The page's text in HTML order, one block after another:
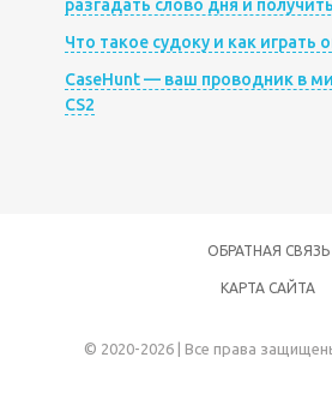
разгадать слово дня и
Что такое судоку и как играть
CaseHunt — ваш проводник в
CS2
ОБРАТНАЯ СВЯЗЬ
КАРТА САЙТА
© 2020-2026 | Все права